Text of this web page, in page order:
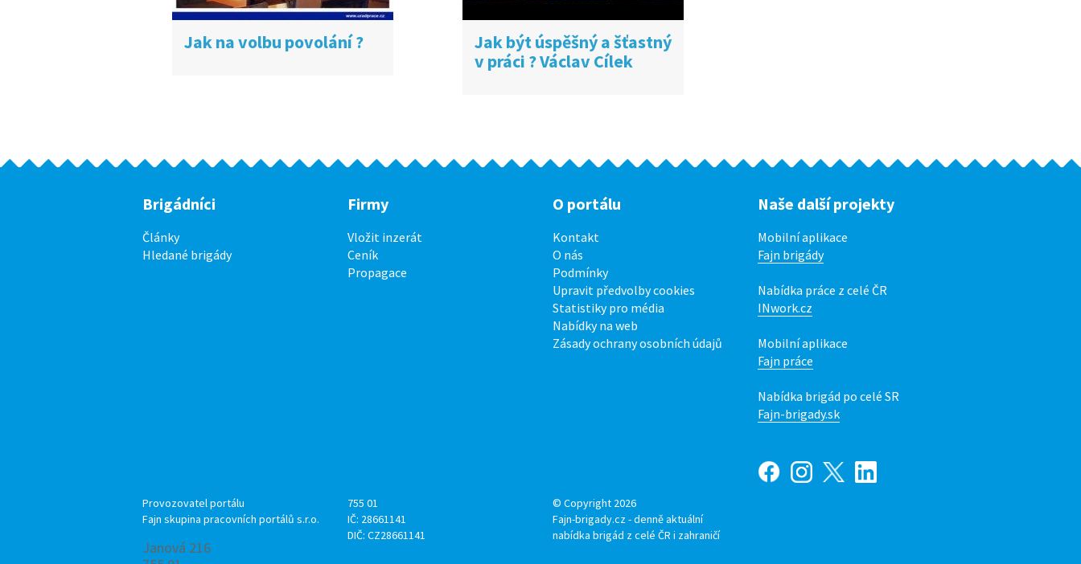
Jak na volbu povolání ?
Jak být úspěšný a šťastný
v práci ? Václav Cílek
Brigádníci
Články
Hledané brigády
Firmy
Vložit inzerát
Ceník
Propagace
O portálu
Kontakt
O nás
Podmínky
Upravit předvolby cookies
Statistiky pro média
Nabídky na web
Zásady ochrany osobních údajů
Naše další projekty
Mobilní aplikace
Fajn brigády
Nabídka práce z celé ČR
INwork.cz
Mobilní aplikace
Fajn práce
Nabídka brigád po celé SR
Fajn-brigady.sk
Provozovatel portálu
Fajn skupina pracovních portálů s.r.o.
Janová 216
755 01
IČ: 28661141
DIČ: CZ28661141
© Copyright 2026
Fajn-brigady.cz - denně aktuální
nabídka brigád z celé ČR i zahraničí